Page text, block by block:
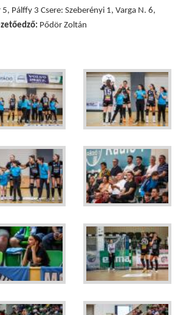
Pálffy 3 Csere: Szeberényi 1, Varga N. 6,
Pődör Zoltán
Gravitáció KFT.